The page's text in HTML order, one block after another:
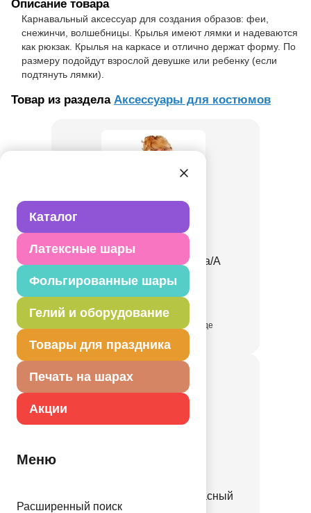
Каталог
Латексные шары
Фольгированные шары
Гелий и оборудование
Товары для праздника
Печать на шарах
Акции
Меню
Расширенный поиск
Описание товара
Карнавальный аксессуар для создания образов: феи,
снежинчи, волшебницы. Крылья имеют лямки и надеваются
как рюкзак. Крылья на каркасе и отлично держат форму. По
размеру подойдут взрослой девушке или ребенку (если
подтянуть лямки).
Товар из раздела Аксессуары для костюмов
Крылья Божья Коровка/A
1508-0202
присутствует на складе
Кулон Пират золотой/красный